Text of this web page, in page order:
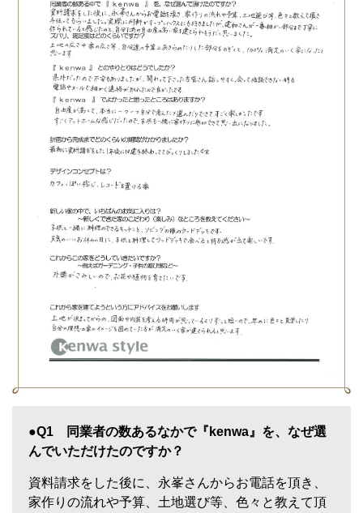
●Q1 同業者の数あるなかで『kenwa』を、なぜ選
んでいただけたのですか？
資料請求をした後に、永峯さんからお電話を頂き、
家作りの流れや予算、土地選び等、色々と教えて頂